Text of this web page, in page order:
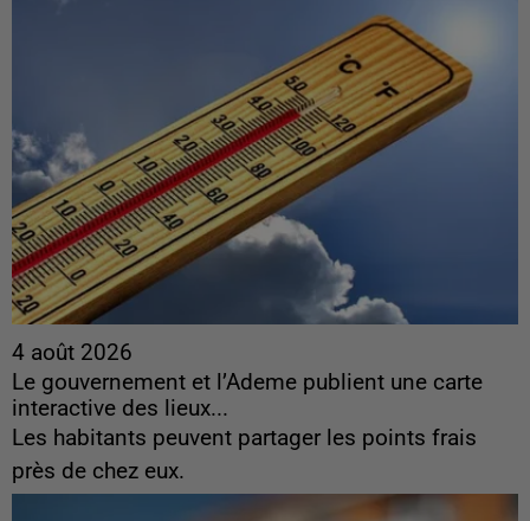
4 août 2026
Le gouvernement et l’Ademe publient une carte
interactive des lieux...
Les habitants peuvent partager les points frais
près de chez eux.